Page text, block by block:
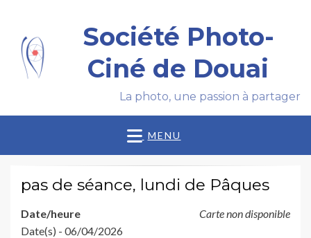
Société Photo-
Ciné de Douai
La photo, une passion à partager
MENU
pas de séance, lundi de Pâques
Carte non disponible
Date/heure
Date(s) - 06/04/2026